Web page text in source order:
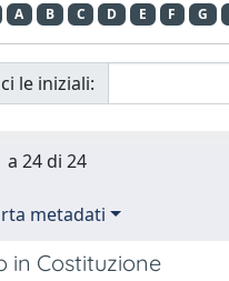
A B C D E F G
le iniziali:
24 di 24
metadati
in Costituzione